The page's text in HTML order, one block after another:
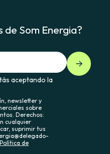
de Som Energia?
aceptando la
newsletter y
sobre
Derechos:
cualquier
suprimir tus
Política de